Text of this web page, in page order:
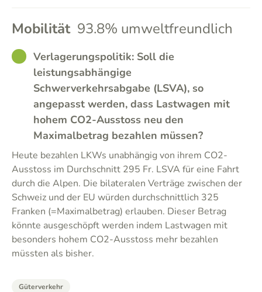
Mobilität 93.8% umweltfreundlich
GOODVerlagerungspolitik: Soll die
leistungsabhängige
Schwerverkehrsabgabe (LSVA), so
angepasst werden, dass Lastwagen mit
hohem CO2-Ausstoss neu den
Maximalbetrag bezahlen müssen?
Heute bezahlen LKWs unabhängig von ihrem CO2-
Ausstoss im Durchschnitt 295 Fr. LSVA für eine Fahrt
durch die Alpen. Die bilateralen Verträge zwischen der
Schweiz und der EU würden durchschnittlich 325
Franken (=Maximalbetrag) erlauben. Dieser Betrag
könnte ausgeschöpft werden indem Lastwagen mit
besonders hohem CO2-Ausstoss mehr bezahlen
müssten als bisher.
Güterverkehr